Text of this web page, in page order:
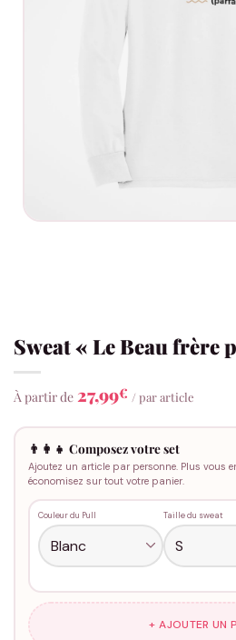
Sweat « Le Beau frère
À partir de 27,99€ / par article
👨‍👩‍👧 Composez votre set
Ajoutez un article par personne. Plus vous
économisez sur tout votre panier.
Couleur du Pull Taille du sweat
+ AJOUTER UN